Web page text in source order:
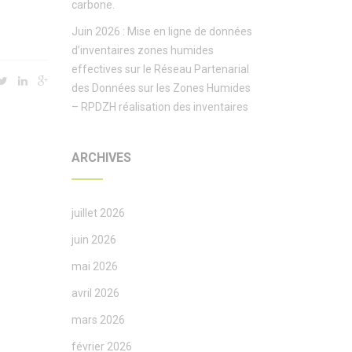
carbone.
Juin 2026 : Mise en ligne de données
d’inventaires zones humides
effectives sur le Réseau Partenarial
des Données sur les Zones Humides
– RPDZH réalisation des inventaires
ARCHIVES
juillet 2026
juin 2026
mai 2026
avril 2026
mars 2026
février 2026